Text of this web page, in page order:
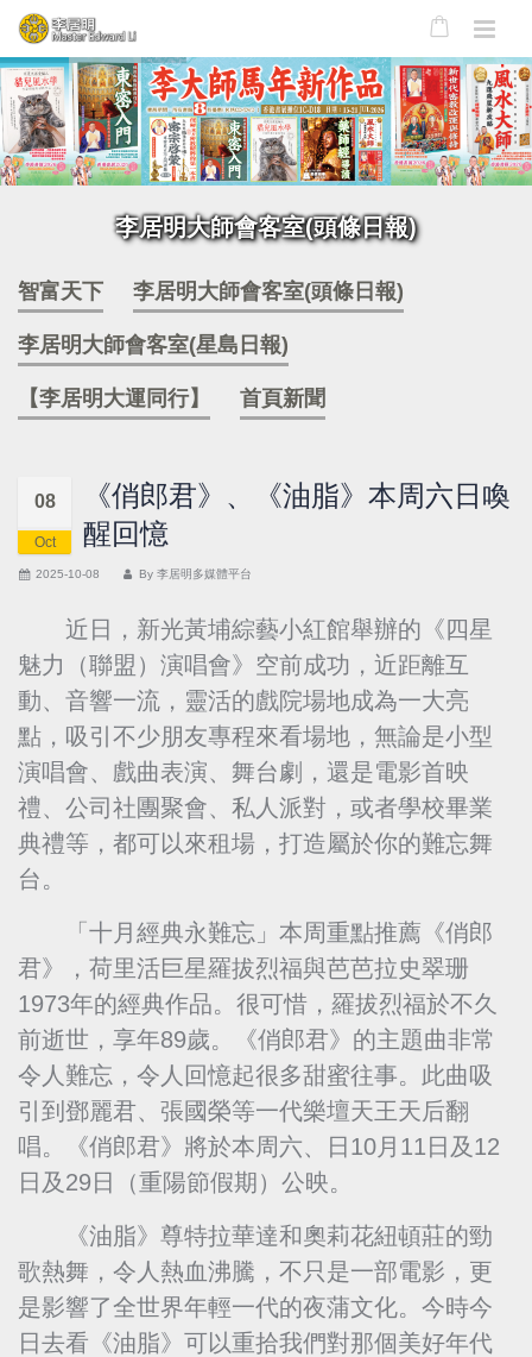
李居明大師會客室(頭條日報)
智富天下 李居明大師會客室(頭條日報)
李居明大師會客室(星島日報)
【李居明大運同行】 首頁新聞
08
Oct
《俏郎君》、《油脂》本周六日喚
醒回憶
2025-10-08 By 李居明多媒體平台
近日，新光黃埔綜藝小紅館舉辦的《四星
魅力（聯盟）演唱會》空前成功，近距離互
動、音響一流，靈活的戲院場地成為一大亮
點，吸引不少朋友專程來看場地，無論是小型
演唱會、戲曲表演、舞台劇，還是電影首映
禮、公司社團聚會、私人派對，或者學校畢業
典禮等，都可以來租場，打造屬於你的難忘舞
台。
「十月經典永難忘」本周重點推薦《俏郎
君》，荷里活巨星羅拔烈福與芭芭拉史翠珊
1973年的經典作品。很可惜，羅拔烈福於不久
前逝世，享年89歲。《俏郎君》的主題曲非常
令人難忘，令人回憶起很多甜蜜往事。此曲吸
引到鄧麗君、張國榮等一代樂壇天王天后翻
唱。《俏郎君》將於本周六、日10月11日及12
日及29日（重陽節假期）公映。
《油脂》尊特拉華達和奧莉花紐頓莊的勁
歌熱舞，令人熱血沸騰，不只是一部電影，更
是影響了全世界年輕一代的夜蒲文化。今時今
日去看《油脂》可以重拾我們對那個美好年代